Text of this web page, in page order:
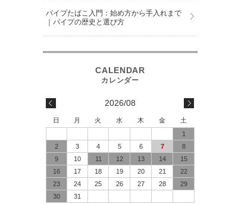
パイプたばこ入門：始め方から手入れまで
｜パイプの歴史と選び方
2026/08
日 月 火 水 木 金
土
1
2
3 4 5 6 7
8
9
10 11 12 13 14
15
16
17 18 19 20 21
22
23
24 25 26 27 28
29
30
31